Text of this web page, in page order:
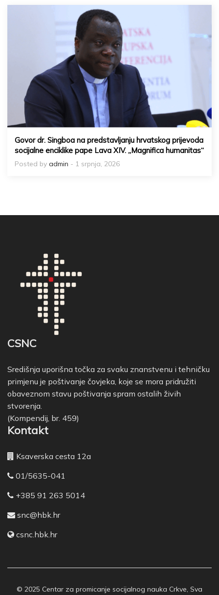
Govor dr. Singboa na predstavljanju hrvatskog prijevoda
socijalne enciklike pape Lava XIV. „Magnifica humanitas“
Posted by admin - 1 srpnja, 2026
CSNC
Središnja uporišna točka za svaku znanstvenu i tehničku
primjenu je poštivanje čovjeka, koje se mora pridružiti
obaveznom stavu poštivanja spram ostalih živih
stvorenja.
(Kompendij, br. 459)
Kontakt
Ksaverska cesta 12a
01/5635-041
+385 91 263 5014
snc@hbk.hr
csnc.hbk.hr
© 2025 Centar za promicanje socijalnog nauka Crkve, Sva